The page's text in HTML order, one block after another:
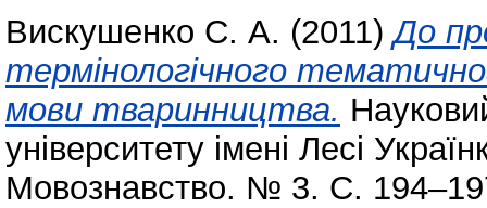
Вискушенко С. А. (2011)До
термінологічного
мови тваринництва.
університету імені Лесі
Мовознавство. № 3. С.